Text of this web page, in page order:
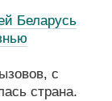
Беларусь
с
страна.